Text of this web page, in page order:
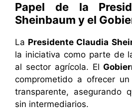
Papel de la
Sheinbaum y el
La Presidente Claudia
la iniciativa como parte de
al sector agrícola. El
comprometido a ofrecer
transparente, asegurando
sin intermediarios.